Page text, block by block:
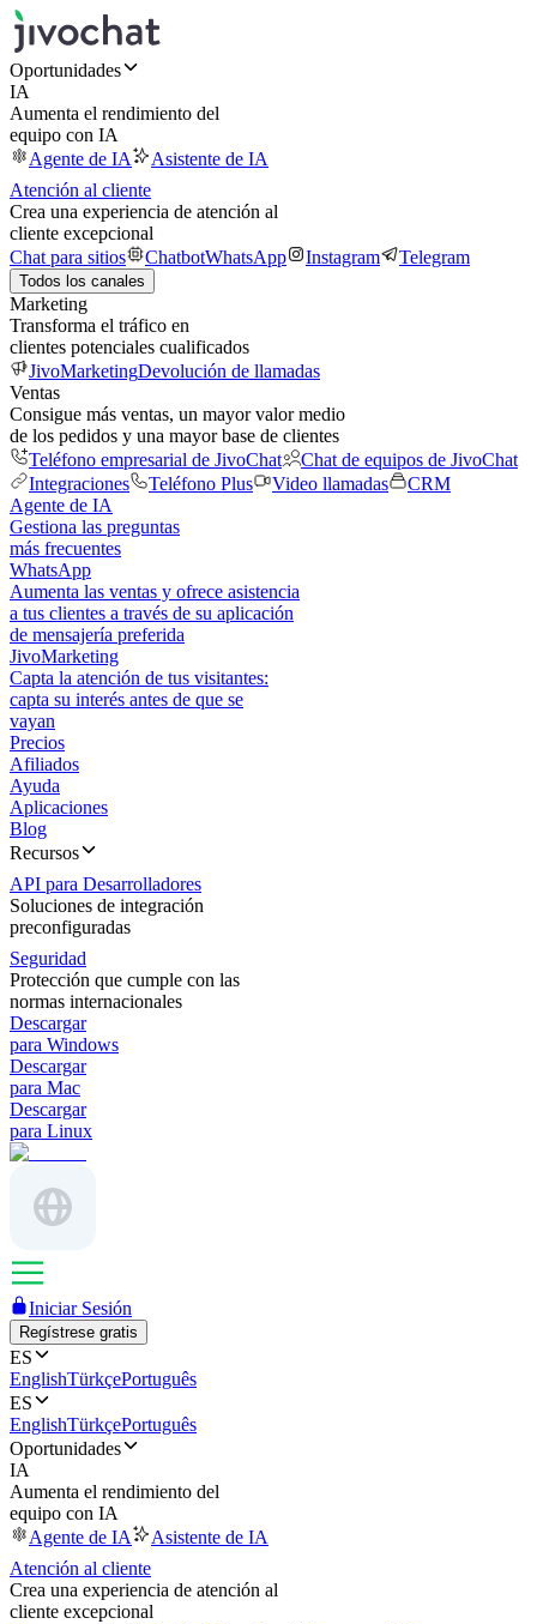
Oportunidades
IA
Aumenta el rendimiento del
equipo con IA
Agente de IA
Asistente de IA
Atención al cliente
Crea una experiencia de atención al
cliente excepcional
Chat para sitios
ChatbotWhatsApp Instagram Telegram
Todos los canales
Marketing
Transforma el tráfico en
clientes potenciales cualificados
JivoMarketingDevolución de llamadas
Ventas
Consigue más ventas, un mayor valor medio
de los pedidos y una mayor base de clientes
Teléfono empresarial de JivoChat
Chat de equipos de JivoChat
Integraciones
Teléfono Plus Video llamadas
CRM
Agente de IA
Gestiona las preguntas
más frecuentes
WhatsApp
Aumenta las ventas y ofrece asistencia
a tus clientes a través de su aplicación
de mensajería preferida
JivoMarketing
Capta la atención de tus visitantes:
capta su interés antes de que se
vayan
Precios
Afiliados
Ayuda
Aplicaciones
Blog
Recursos
API para Desarrolladores
Soluciones de integración
preconfiguradas
Seguridad
Protección que cumple con las
normas internacionales
Descargar
para Windows
Descargar
para Mac
Descargar
para Linux
Iniciar Sesión
Regístrese gratis
ES
EnglishTürkçePortuguês
ES
EnglishTürkçePortuguês
Oportunidades
IA
Aumenta el rendimiento del
equipo con IA
Agente de IA
Asistente de IA
Atención al cliente
Crea una experiencia de atención al
cliente excepcional